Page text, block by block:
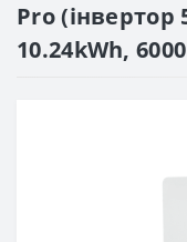
Pro (інвертор
10.24kWh,